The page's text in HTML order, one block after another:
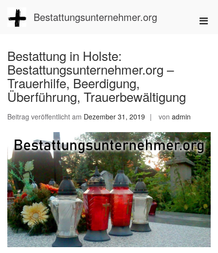
Inhalt
springen
Bestattungsunternehmer.org
Bestattung in Holste:
Bestattungsunternehmer.org –
Trauerhilfe, Beerdigung,
Überführung, Trauerbewältigung
Beitrag veröffentlicht am Dezember 31, 2019 von admin